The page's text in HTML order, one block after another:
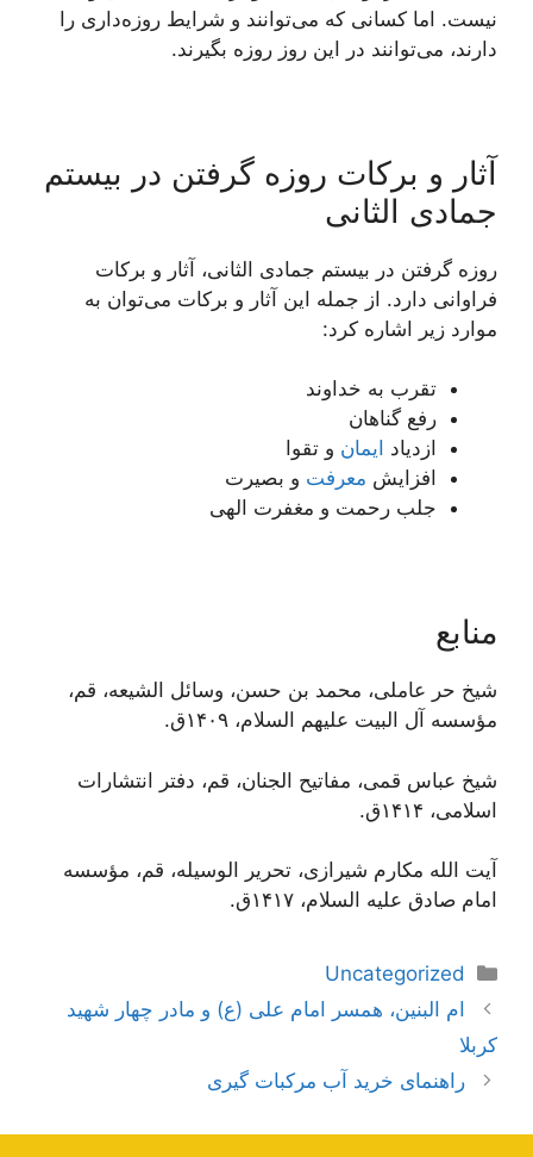
نیست. اما کسانی که می‌توانند و شرایط روزه‌داری را
دارند، می‌توانند در این روز روزه بگیرند.
آثار و برکات روزه گرفتن در بیستم
جمادی الثانی
روزه گرفتن در بیستم جمادی الثانی، آثار و برکات
فراوانی دارد. از جمله این آثار و برکات می‌توان به
موارد زیر اشاره کرد:
تقرب به خداوند
رفع گناهان
ازدیاد ایمان و تقوا
افزایش معرفت و بصیرت
جلب رحمت و مغفرت الهی
منابع
شیخ حر عاملی، محمد بن حسن، وسائل الشیعه، قم،
مؤسسه آل البیت علیهم السلام، ۱۴۰۹ق.
شیخ عباس قمی، مفاتیح الجنان، قم، دفتر انتشارات
اسلامی، ۱۴۱۴ق.
آیت الله مکارم شیرازی، تحریر الوسیله، قم، مؤسسه
امام صادق علیه السلام، ۱۴۱۷ق.
دسته‌ها
Uncategorized
ناوبری
نوشته‌ها
ام البنین، همسر امام علی (ع) و مادر چهار شهید
کربلا
راهنمای خرید آب مرکبات گیری